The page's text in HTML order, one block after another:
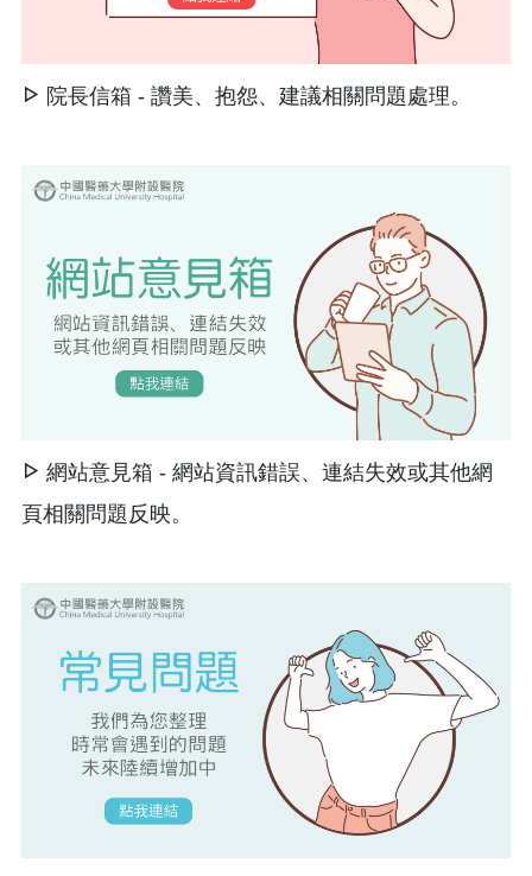
院長信箱 - 讚美、抱怨、建議相關問題處理。
網站意見箱 - 網站資訊錯誤、連結失效或其他網
頁相關問題反映。